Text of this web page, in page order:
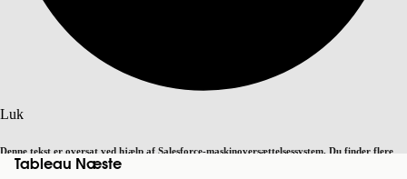
Luk
Denne tekst er oversat ved hjælp af Salesforce-maskinoversættelsessystem. Du finder flere
detaljerher. Skift til engelsk
Tableau Næste